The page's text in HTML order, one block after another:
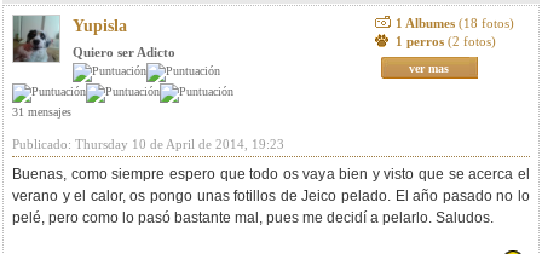
Yupisla
Quiero ser Adicto
31 mensajes
1 Albumes (18 fotos)
1 perros (2 fotos)
ver mas
Publicado: Thursday 10 de April de 2014, 19:23
Buenas, como siempre espero que todo os vaya bien y visto que se acerca el
verano y el calor, os pongo unas fotillos de Jeico pelado. El año pasado no lo
pelé, pero como lo pasó bastante mal, pues me decidí a pelarlo. Saludos.